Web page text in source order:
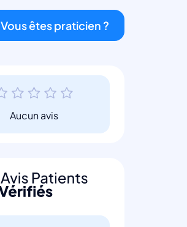
Vous êtes praticien ?
Aucun avis